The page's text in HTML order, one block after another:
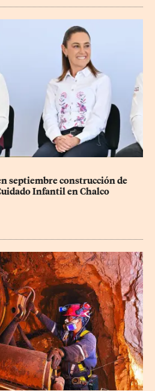
septiembre construcción de
Infantil en Chalco